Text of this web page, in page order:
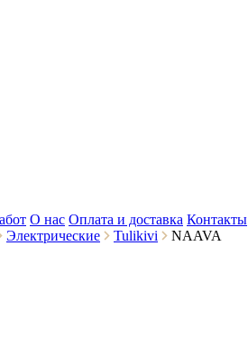
О нас Оплата и доставка Контакты
Электрические Tulikivi
NAAVA